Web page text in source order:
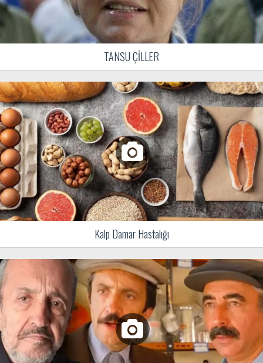
TANSU ÇİLLER
Kalp Damar Hastalığı